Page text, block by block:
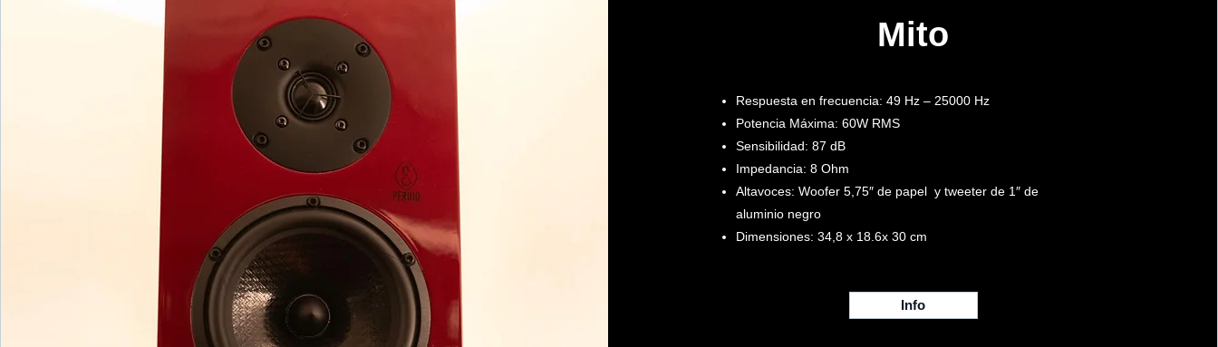
Mito
Respuesta en frecuencia: 49 Hz – 25000 Hz
Potencia Máxima: 60W RMS
Sensibilidad: 87 dB
Impedancia: 8 Ohm
Altavoces: Woofer 5,75″ de papel y tweeter de 1″ de
aluminio negro
Dimensiones: 34,8 x 18.6x 30 cm
Info